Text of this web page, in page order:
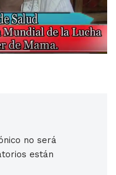
no será
están